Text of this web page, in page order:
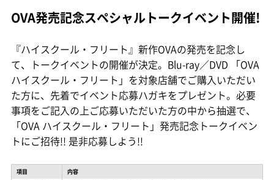
OVA発売記念スペシャルトークイベント開催!
『ハイスクール・フリート』新作OVAの発売を記念し
て、トークイベントの開催が決定。Blu-ray／DVD 「OVA
ハイスクール・フリート」を対象店舗でご購入いただい
た方に、先着でイベント応募ハガキをプレゼント。必要
事項をご記入の上ご応募いただいた方の中から抽選で、
「OVA ハイスクール・フリート」発売記念トークイベン
トにご招待!! 是非応募しよう!!
項目
内容